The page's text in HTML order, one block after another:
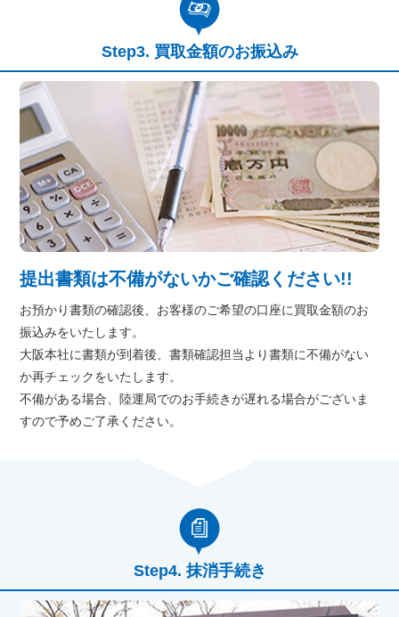
買取金額のお振込み
提出書類は不備がないかご確認ください!!
お預かり書類の確認後、お客様のご希望の口座に買取金額のお
振込みをいたします。
大阪本社に書類が到着後、書類確認担当より書類に不備がない
か再チェックをいたします。
不備がある場合、陸運局でのお手続きが遅れる場合がございま
すので予めご了承ください。
抹消手続き